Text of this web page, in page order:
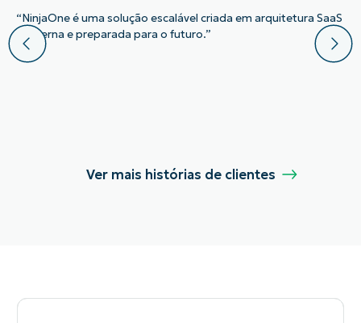
“NinjaOne é uma solução escalável criada em arquitetura SaaS
moderna e preparada para o futuro.”
Ver mais histórias de clientes
Company
name*